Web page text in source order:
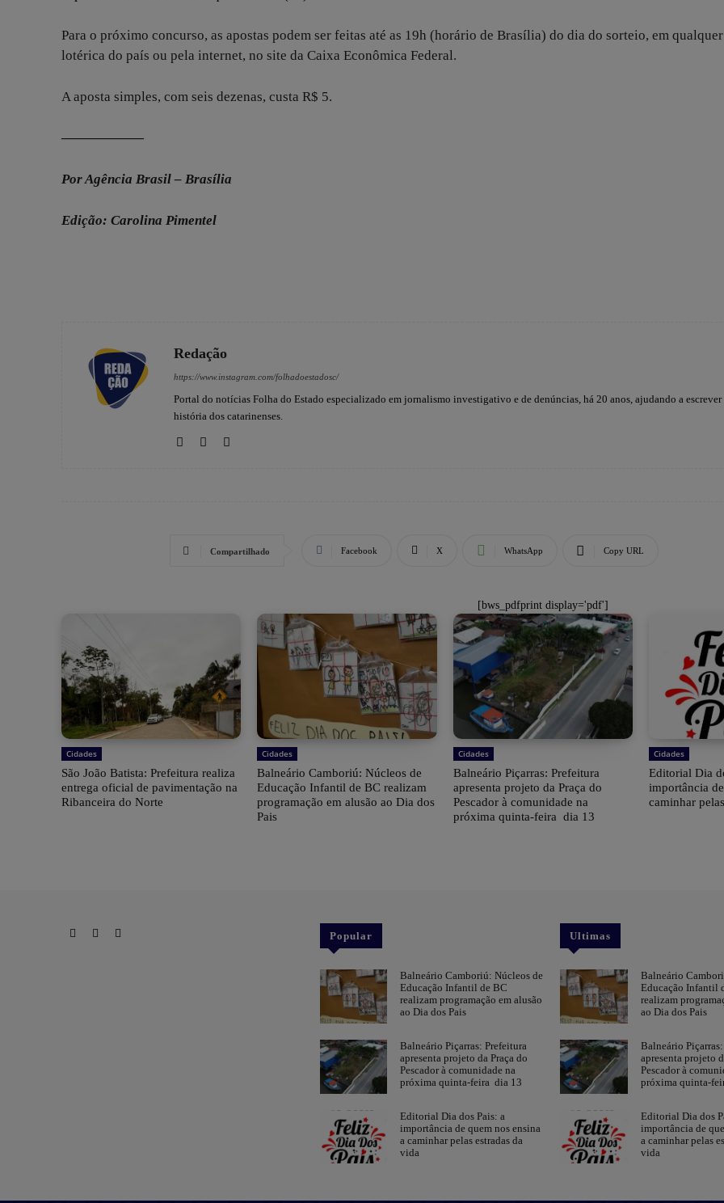
Para o próximo concurso, as apostas podem ser feitas até as 19h (horário de Brasília) do dia do sorteio, em qualquer
lotérica do país ou pela internet, no site da Caixa Econômica Federal.
A aposta simples, com seis dezenas, custa R$ 5.
——————
Por Agência Brasil – Brasília
Edição: Carolina Pimentel
Redação
https://www.instagram.com/folhadoestadosc/
Portal do notícias Folha do Estado especializado em jornalismo investigativo e de denúncias, há 20 anos, ajudando a escrever
história dos catarinenses.
Compartilhado Facebook X WhatsApp Copy URL
[bws_pdfprint display='pdf']
Cidades
São João Batista: Prefeitura realiza
entrega oficial de pavimentação na
Ribanceira do Norte
Cidades
Balneário Camboriú: Núcleos de
Educação Infantil de BC realizam
programação em alusão ao Dia dos
Pais
Cidades
Balneário Piçarras: Prefeitura
apresenta projeto da Praça do
Pescador à comunidade na
próxima quinta-feira dia 13
Cidades
Editorial Dia
importância
caminhar
Popular
Balneário Camboriú: Núcleos de
Educação Infantil de BC
realizam programação em alusão
ao Dia dos Pais
Balneário Piçarras: Prefeitura
apresenta projeto da Praça do
Pescador à comunidade na
próxima quinta-feira dia 13
Editorial Dia dos Pais: a
importância de quem nos ensina
a caminhar pelas estradas da
vida
Ultimas
Balneário
Educação Infantil
realizam
ao Dia dos Pais
Balneário
apresenta projeto
Pescador à
próxima quinta-
Editorial Dia dos
importância de
a caminhar pelas
vida